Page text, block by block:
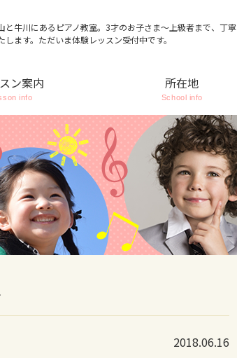
と牛川にあるピアノ教室。3才のお子さま～上級者まで、丁寧
します。ただいま体験レッスン受付中です。
ン案内
info
所在地
School info
2018.06.16